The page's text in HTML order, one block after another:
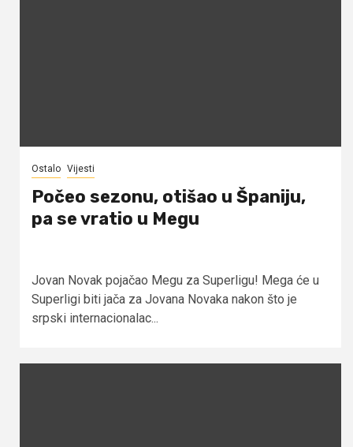
Ostalo Vijesti
Počeo sezonu, otišao u Španiju,
pa se vratio u Megu
Jovan Novak pojačao Megu za Superligu! Mega će u
Superligi biti jača za Jovana Novaka nakon što je
srpski internacionalac...